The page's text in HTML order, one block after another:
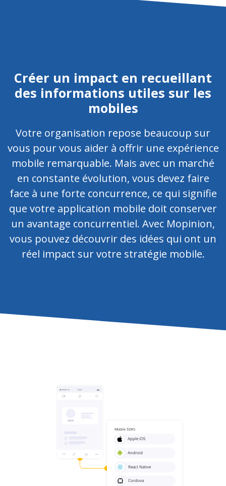
Créer un impact en recueillant
des informations utiles sur les
mobiles
Votre organisation repose beaucoup sur
vous pour vous aider à offrir une expérience
mobile remarquable. Mais avec un marché
en constante évolution, vous devez faire
face à une forte concurrence, ce qui signifie
que votre application mobile doit conserver
un avantage concurrentiel. Avec Mopinion,
vous pouvez découvrir des idées qui ont un
réel impact sur votre stratégie mobile.